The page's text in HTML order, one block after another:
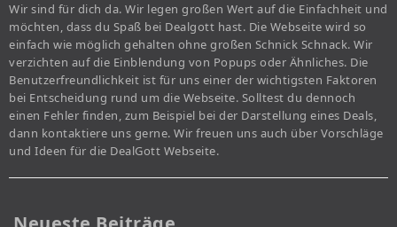
Wir sind für dich da. Wir legen großen Wert auf die Einfachheit und
möchten, dass du Spaß bei Dealgott hast. Die Webseite wird so
einfach wie möglich gehalten ohne großen Schnick Schnack. Wir
verzichten auf die Einblendung von Popups oder Ähnliches. Die
Benutzerfreundlichkeit ist für uns einer der wichtigsten Faktoren
bei Entscheidung rund um die Webseite. Solltest du dennoch
einen Fehler finden, zum Beispiel bei der Darstellung eines Deals,
dann kontaktiere uns gerne. Wir freuen uns auch über Vorschläge
und Ideen für die DealGott Webseite.